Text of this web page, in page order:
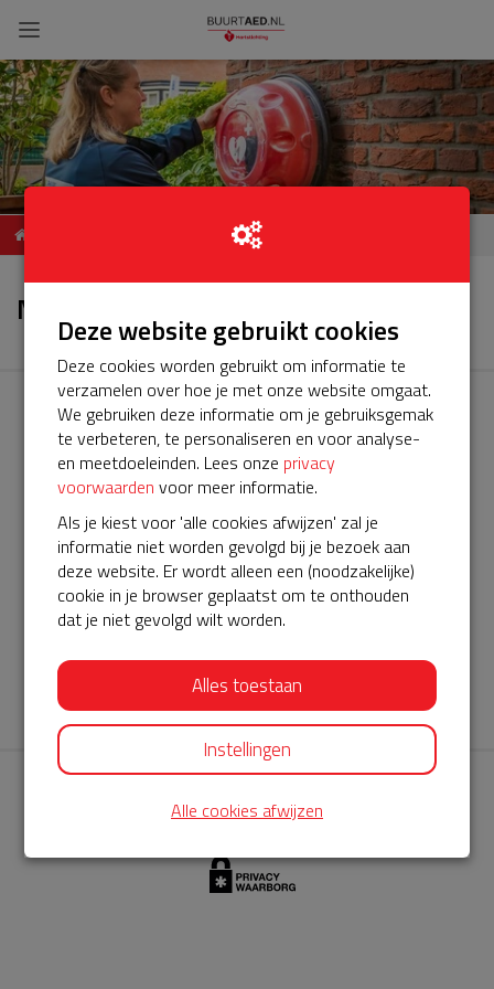
Nieuws
AED360-ProCardio
ServiceBuurtAED wordt aangeboden door de Hartstichting en
AED360-ProCardio. Net als bij BuurtAED is AED360-ProCardio
de leverancier van het servicepakket en ontzorgen zij jou de
komende jaren. AED360-ProCardio is gespecialiseerd in de
levering en het onderhoud van Philips AED’s.
Deze website gebruikt cookies
Deze cookies worden gebruikt om informatie te
verzamelen over hoe je met onze website omgaat.
We gebruiken deze informatie om je gebruiksgemak
te verbeteren, te personaliseren en voor analyse-
en meetdoeleinden. Lees onze privacy
voorwaarden voor meer informatie.
Als je kiest voor 'alle cookies afwijzen' zal je
informatie niet worden gevolgd bij je bezoek aan
deze website. Er wordt alleen een (noodzakelijke)
cookie in je browser geplaatst om te onthouden
dat je niet gevolgd wilt worden.
Alles toestaan
Instellingen
Alle cookies afwijzen